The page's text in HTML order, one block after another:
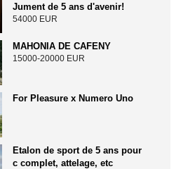
Jument de 5 ans d'avenir!
54000 EUR
MAHONIA DE CAFENY
15000-20000 EUR
For Pleasure x Numero Uno
Etalon de sport de 5 ans pour
c complet, attelage, etc